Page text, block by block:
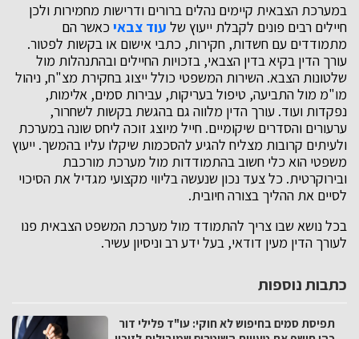
במערכת הצבאית קיימים נהלים ברורים ודרישות מחמירות ולכן
חיילים רבים פונים לקבלת ייעוץ של עוד צבאי כאשר הם
מתמודדים עם חשדות, חקירות, כתבי אישום או בקשות לפטור.
עורך הדין בקיא בדין הצבאי, בזכויות החיילים ובהתנהלות מול
שלטונות הצבא. השירות המשפטי כולל ייצוג בחקירת מצ"ח, ניהול
מו"מ מול התביעה, טיפול בעריקות, עבירות סמים, אלימות,
נפקדות ועוד. עורך הדין מלווה גם בהגשת בקשות לשחרור,
ערעורים והסדרים שיקומיים. חייל מיוצג זוכה ליחס שונה במערכת
ולעיתים קרובות מצליח להגיע להסכמות שיקלו עליו בהמשך. ייעוץ
משפטי הוא כלי חשוב בהתמודדות מול מערכת מורכבת
ובירוקרטית. כל צעד נכון שנעשה בליווי מקצועי מגדיל את הסיכוי
לסיים את ההליך בצורה חיובית.
בכל נושא שבו צריך להתמודד מול מערכת המשפט הצבאית פנו
לעורך הדין מעין דודאי, בעל ידע רב וניסיון עשיר.
כתבות נוספות
תפיסת סמים בחיפוש לא חוקי: עו"ד פלילי דור